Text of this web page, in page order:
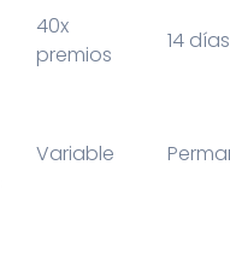
40x
premios
14 días
Variable